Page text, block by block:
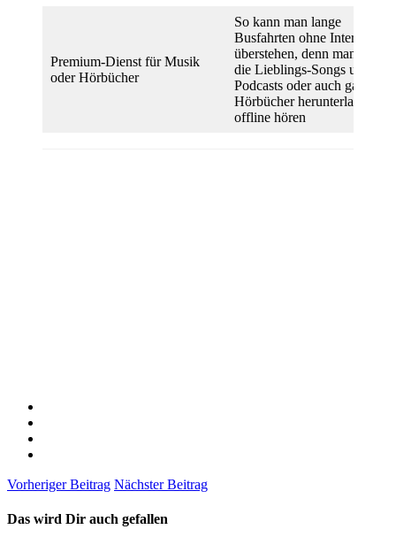
Premium-Dienst für Musik
oder Hörbücher
So kann man lange
Busfahrten ohne Internet
überstehen, denn man kann
die Lieblings-Songs und
Podcasts oder auch ganze
Hörbücher herunterladen
offline hören
Vorheriger Beitrag Nächster Beitrag
Das wird Dir auch gefallen